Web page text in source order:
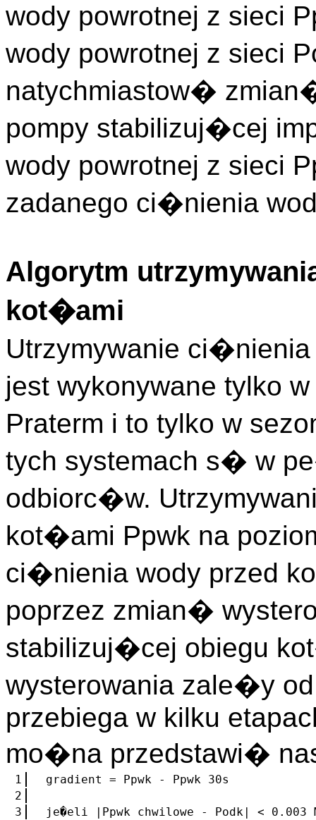
wody powrotnej z sieci
wody powrotnej z sieci
natychmiastow�
pompy stabilizuj�cej
wody powrotnej z sieci
zadanego ci�nienia
Algorytm
kot�ami
Utrzymywanie
jest wykonywane tylko
Praterm i to tylko w
tych systemach s� w
odbiorc�w.
kot�ami Ppwk na
ci�nienia wody przed
poprzez zmian�
stabilizuj�cej obiegu
wysterowania zale�y
przebiega w kilku
mo�na przedstawi�
1
gradient = Ppwk - Ppwk 30s
2
3
je�eli |Ppwk chwilowe - Podk| < 0.003